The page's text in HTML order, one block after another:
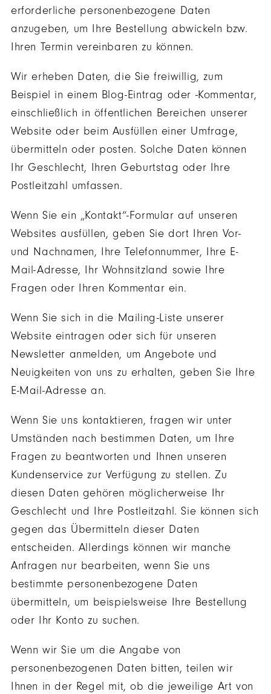
erforderliche personenbezogene Daten
anzugeben, um Ihre Bestellung abwickeln bzw.
Ihren Termin vereinbaren zu können.
Wir erheben Daten, die Sie freiwillig, zum
Beispiel in einem Blog-Eintrag oder -Kommentar,
einschließlich in öffentlichen Bereichen unserer
Website oder beim Ausfüllen einer Umfrage,
übermitteln oder posten. Solche Daten können
Ihr Geschlecht, Ihren Geburtstag oder Ihre
Postleitzahl umfassen.
Wenn Sie ein „Kontakt“-Formular auf unseren
Websites ausfüllen, geben Sie dort Ihren Vor-
und Nachnamen, Ihre Telefonnummer, Ihre E-
Mail-Adresse, Ihr Wohnsitzland sowie Ihre
Fragen oder Ihren Kommentar ein.
Wenn Sie sich in die Mailing-Liste unserer
Website eintragen oder sich für unseren
Newsletter anmelden, um Angebote und
Neuigkeiten von uns zu erhalten, geben Sie Ihre
E-Mail-Adresse an.
Wenn Sie uns kontaktieren, fragen wir unter
Umständen nach bestimmen Daten, um Ihre
Fragen zu beantworten und Ihnen unseren
Kundenservice zur Verfügung zu stellen. Zu
diesen Daten gehören möglicherweise Ihr
Geschlecht und Ihre Postleitzahl. Sie können sich
gegen das Übermitteln dieser Daten
entscheiden. Allerdings können wir manche
Anfragen nur bearbeiten, wenn Sie uns
bestimmte personenbezogene Daten
übermitteln, um beispielsweise Ihre Bestellung
oder Ihr Konto zu suchen.
Wenn wir Sie um die Angabe von
personenbezogenen Daten bitten, teilen wir
Ihnen in der Regel mit, ob die jeweilige Art von